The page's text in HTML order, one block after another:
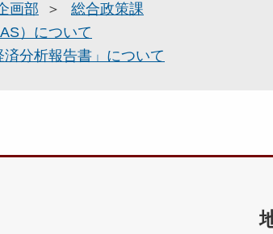
画部
総合政策課
）について
済分析報告書」について